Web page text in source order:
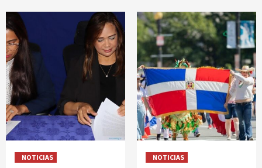
NOTICIAS NOTICIAS